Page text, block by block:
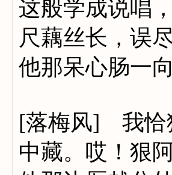
这般学成说唱
尺藕丝长，误
他那呆心肠一
[落梅风] 我恰
中藏。哎！狠